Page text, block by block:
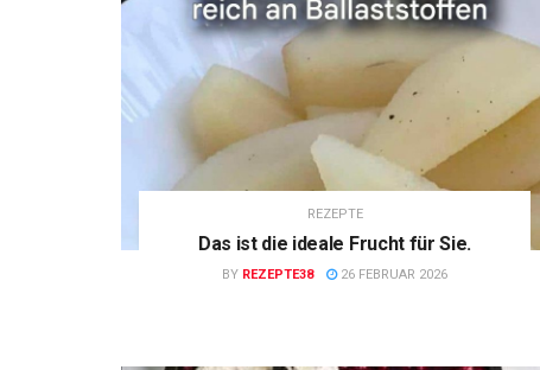
REZEPTE
Das ist die ideale Frucht für Sie.
BY REZEPTE38 26 FEBRUAR 2026